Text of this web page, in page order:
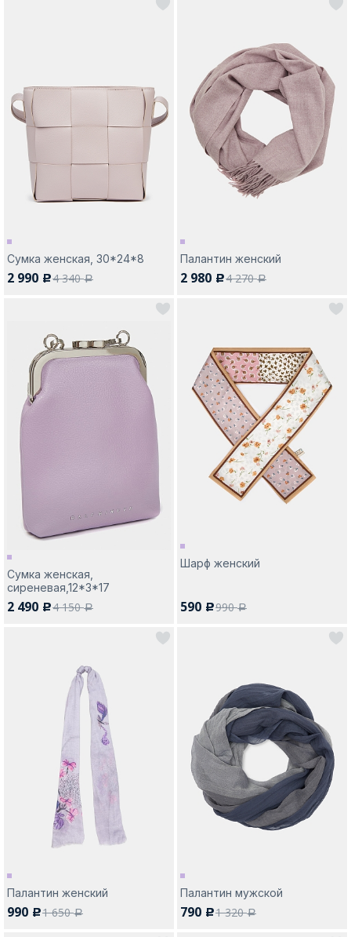
Сумка женская, 30*24*8
2 990 c4 340a
Палантин женский
2 980 c4 270a
Сумка женская,
сиреневая,12*3*17
2 490 c4 150a
Шарф женский
590 c990a
Палантин женский
990 c1 650a
Палантин мужской
790 c1 320a